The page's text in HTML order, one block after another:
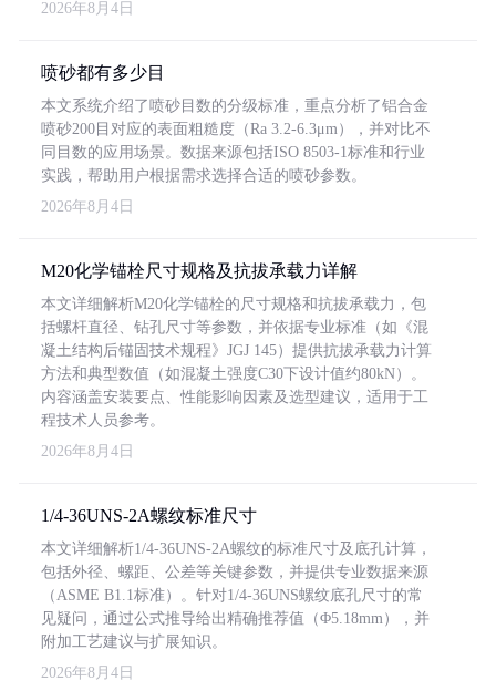
2026年8月4日
喷砂都有多少目
本文系统介绍了喷砂目数的分级标准，重点分析了铝合金
喷砂200目对应的表面粗糙度（Ra 3.2-6.3μm），并对比不
同目数的应用场景。数据来源包括ISO 8503-1标准和行业
实践，帮助用户根据需求选择合适的喷砂参数。
2026年8月4日
M20化学锚栓尺寸规格及抗拔承载力详解
本文详细解析M20化学锚栓的尺寸规格和抗拔承载力，包
括螺杆直径、钻孔尺寸等参数，并依据专业标准（如《混
凝土结构后锚固技术规程》JGJ 145）提供抗拔承载力计算
方法和典型数值（如混凝土强度C30下设计值约80kN）。
内容涵盖安装要点、性能影响因素及选型建议，适用于工
程技术人员参考。
2026年8月4日
1/4-36UNS-2A螺纹标准尺寸
本文详细解析1/4-36UNS-2A螺纹的标准尺寸及底孔计算，
包括外径、螺距、公差等关键参数，并提供专业数据来源
（ASME B1.1标准）。针对1/4-36UNS螺纹底孔尺寸的常
见疑问，通过公式推导给出精确推荐值（Φ5.18mm），并
附加工艺建议与扩展知识。
2026年8月4日